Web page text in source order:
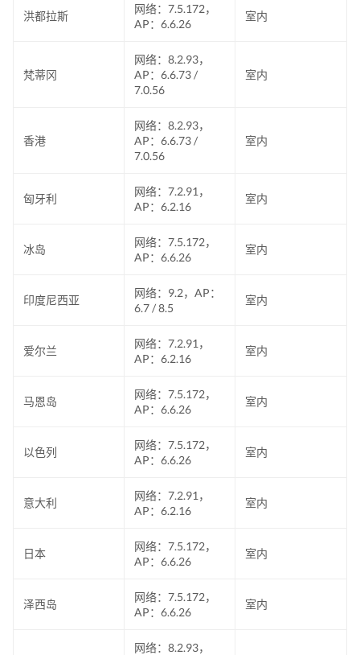
洪都拉斯
网络：7.5.172，
AP：6.6.26
室内
梵蒂冈
网络：8.2.93，
AP：6.6.73 /
7.0.56
室内
香港
网络：8.2.93，
AP：6.6.73 /
7.0.56
室内
匈牙利
网络：7.2.91，
AP：6.2.16
室内
冰岛
网络：7.5.172，
AP：6.6.26
室内
印度尼西亚
网络：9.2，AP：
6.7 / 8.5
室内
爱尔兰
网络：7.2.91，
AP：6.2.16
室内
马恩岛
网络：7.5.172，
AP：6.6.26
室内
以色列
网络：7.5.172，
AP：6.6.26
室内
意大利
网络：7.2.91，
AP：6.2.16
室内
日本
网络：7.5.172，
AP：6.6.26
室内
泽西岛
网络：7.5.172，
AP：6.6.26
室内
网络：8.2.93，